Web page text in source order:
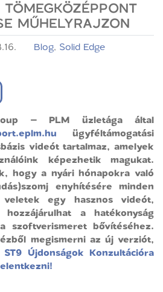
MŰHELYRAJZON
Blog, Solid Edge
– PLM üzletága által
ügyféltámogatási
videót tartalmaz, amelyek
képezhetik magukat.
hogy a nyári hónapokra való
enyhítésére minden
egy hasznos videót,
a hatékonyság
szoftverismeret bővítéséhez.
megismerni az új verziót,
Újdonságok Konzultációra